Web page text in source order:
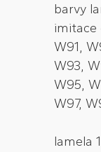
barvy
imitace
W91,
W93,
W95,
W97,
lamela